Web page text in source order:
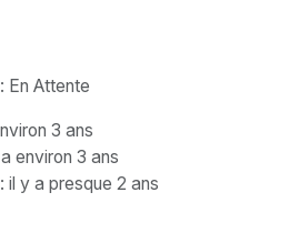
En Attente
3 ans
environ 3 ans
: il y a presque 2 ans